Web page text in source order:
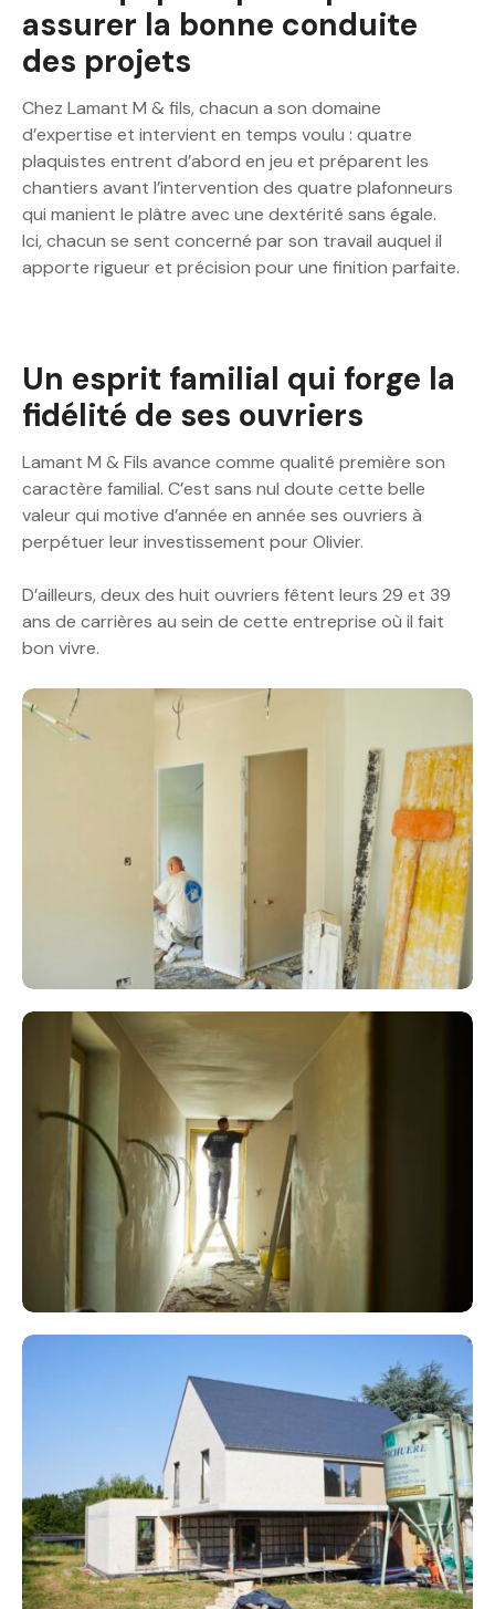
assurer la bonne conduite
des projets
Chez Lamant M & fils, chacun a son domaine
d’expertise et intervient en temps voulu : quatre
plaquistes entrent d’abord en jeu et préparent les
chantiers avant l’intervention des quatre plafonneurs
qui manient le plâtre avec une dextérité sans égale.
Ici, chacun se sent concerné par son travail auquel il
apporte rigueur et précision pour une finition parfaite.
Un esprit familial qui forge la
fidélité de ses ouvriers
Lamant M & Fils avance comme qualité première son
caractère familial. C’est sans nul doute cette belle
valeur qui motive d’année en année ses ouvriers à
perpétuer leur investissement pour Olivier.
D’ailleurs, deux des huit ouvriers fêtent leurs 29 et 39
ans de carrières au sein de cette entreprise où il fait
bon vivre.